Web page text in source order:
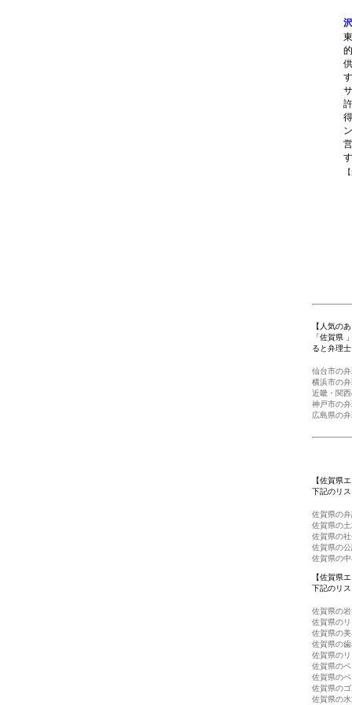
す
【人気の
「佐賀県
ると弁理
仙台市の
横浜市の
近畿・関
神戸市の
広島県の
【佐賀県
下記のリ
佐賀県の
佐賀県の
佐賀県の
佐賀県の
佐賀県の
【佐賀県
下記のリ
佐賀県の
佐賀県の
佐賀県の
佐賀県の
佐賀県の
佐賀県の
佐賀県の
佐賀県の
佐賀県の